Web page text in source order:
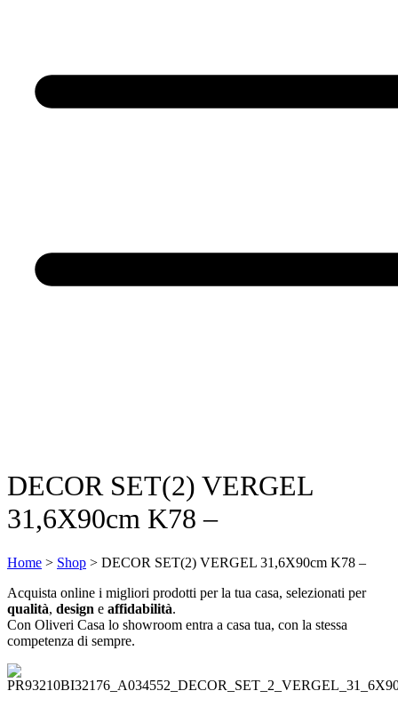
DECOR SET(2) VERGEL
31,6X90cm K78 –
Home > Shop > DECOR SET(2) VERGEL 31,6X90cm K78 –
Acquista online i migliori prodotti per la tua casa, selezionati per
qualità, design e affidabilità.
Con Oliveri Casa lo showroom entra a casa tua, con la stessa
competenza di sempre.